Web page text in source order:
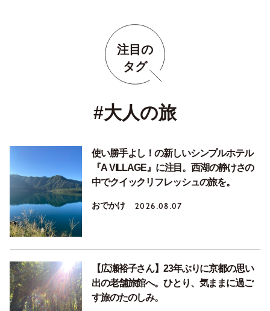
注目の
タグ
#大人の旅
使い勝手よし！の新しいシンプルホテル
『A VILLAGE』に注目。西湖の静けさの
中でクイックリフレッシュの旅を。
おでかけ 2026.08.07
【広瀬裕子さん】23年ぶりに京都の思い
出の老舗旅館へ。ひとり、気ままに過ご
す旅のたのしみ。